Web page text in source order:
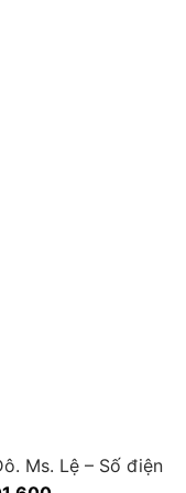
Ms. Lệ – Số điện